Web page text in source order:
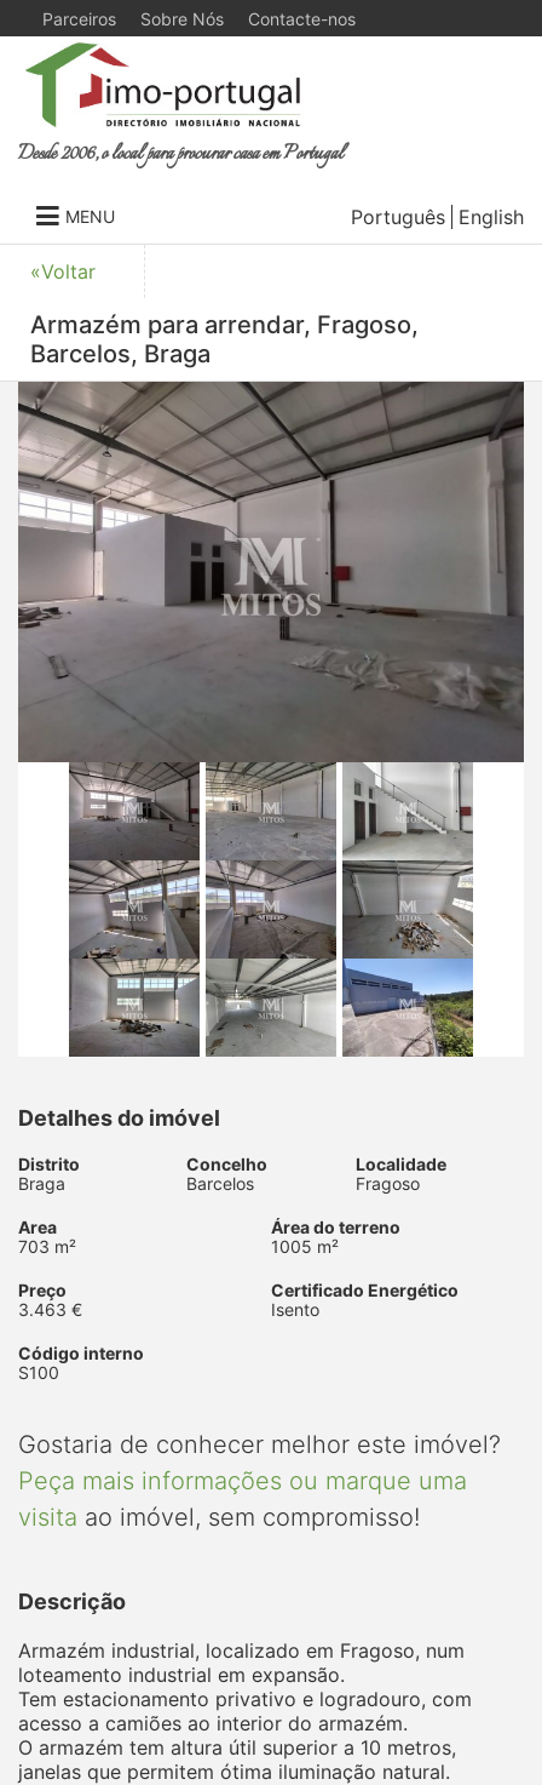
Parceiros Sobre Nós Contacte-nos
Desde 2006, o local para procurar casa em Portugal
MENU Português English
«Voltar
Armazém para arrendar, Fragoso,
Barcelos, Braga
Detalhes do imóvel
Distrito
Braga
Concelho
Barcelos
Localidade
Fragoso
Area
703 m²
Área do terreno
1005 m²
Preço
3.463 €
Certificado Energético
Isento
Código interno
S100
Gostaria de conhecer melhor este imóvel?
Peça mais informações ou marque uma
visita ao imóvel, sem compromisso!
Descrição
Armazém industrial, localizado em Fragoso, num
loteamento industrial em expansão.
Tem estacionamento privativo e logradouro, com
acesso a camiões ao interior do armazém.
O armazém tem altura útil superior a 10 metros,
janelas que permitem ótima iluminação natural.